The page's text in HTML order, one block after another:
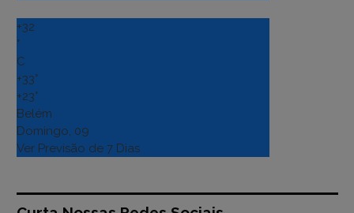
+32
°
C
+33°
+23°
Belém
Domingo, 09
Ver Previsão de 7 Dias